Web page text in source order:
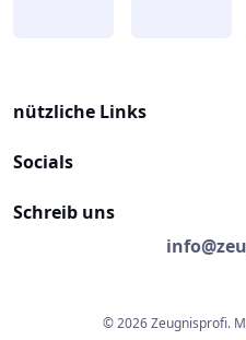
nützliche Links
Socials
Schreib uns
© 2026 Zeugnisprofi.